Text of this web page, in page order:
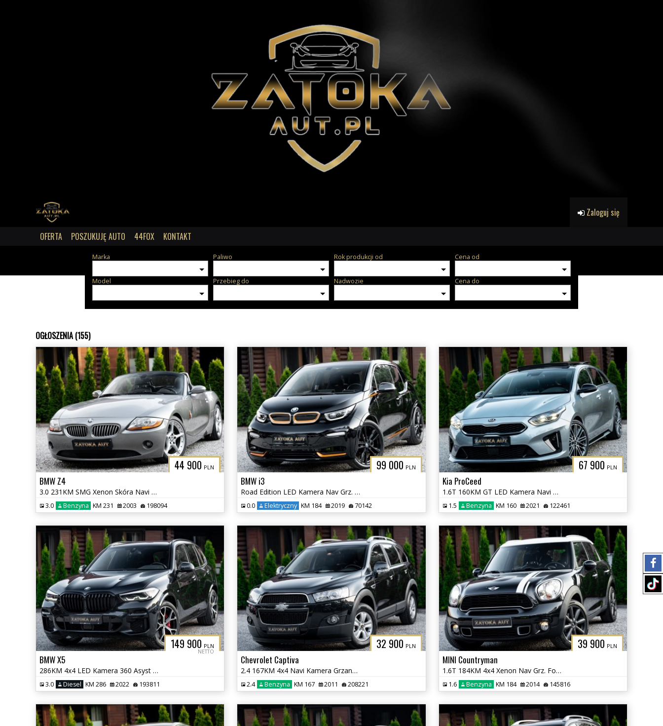
Zaloguj się
OFERTA POSZUKUJĘ AUTO 44FOX KONTAKT
Marka Paliwo Rok produkcji od Cena od
Model Przebieg do Nadwozie Cena do
OGŁOSZENIA (155)
44 900 PLN
BMW Z4
3.0 231KM SMG Xenon Skóra Navi Tempomat Klima Grzane Fotele
3.0 Benzyna KM 231 2003 198094
99 000 PLN
BMW i3
Road Edition LED Kamera Nav Grz. Fot Skóra H&K Tempomat
0.0 Elektryczny KM 184 2019 70142
67 900 PLN
Kia ProCeed
1.6T 160KM GT LED Kamera Navi Grz. Fot. Lane Ass. ACC PDC JBL
1.5 Benzyna KM 160 2021 122461
149 900 PLN
NETTO
BMW X5
286KM 4x4 LED Kamera 360 Asyst Kolizji Lane Ass. Navi Grz. Fot Virtual
3.0 Diesel KM 286 2022 193811
32 900 PLN
Chevrolet Captiva
2.4 167KM 4x4 Navi Kamera Grzane Fot Klima PDC 7 osób Sprowadzony
2.4 Benzyna KM 167 2011 208221
39 900 PLN
MINI Countryman
1.6T 184KM 4x4 Xenon Nav Grz. Fot Skóra Tempomat Klima Serwis
1.6 Benzyna KM 184 2014 145816